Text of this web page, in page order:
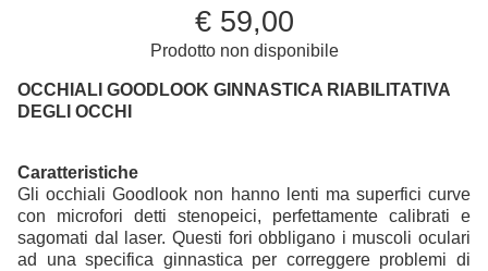
€ 59,00
Prodotto non disponibile
OCCHIALI GOODLOOK GINNASTICA RIABILITATIVA
DEGLI OCCHI
Caratteristiche
Gli occhiali Goodlook non hanno lenti ma superfici curve
con microfori detti stenopeici, perfettamente calibrati e
sagomati dal laser. Questi fori obbligano i muscoli oculari
ad una specifica ginnastica per correggere problemi di